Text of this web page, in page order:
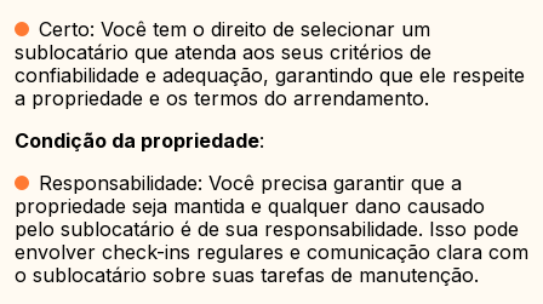
Certo: Você tem o direito de selecionar um
sublocatário que atenda aos seus critérios de
confiabilidade e adequação, garantindo que ele respeite
a propriedade e os termos do arrendamento.
Condição da propriedade:
Responsabilidade: Você precisa garantir que a
propriedade seja mantida e qualquer dano causado
pelo sublocatário é de sua responsabilidade. Isso pode
envolver check-ins regulares e comunicação clara com
o sublocatário sobre suas tarefas de manutenção.